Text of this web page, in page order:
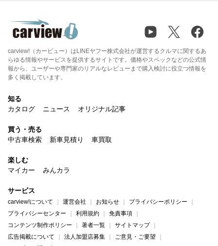
carview!（カービュー）はLINEヤフー株式会社が運営するクルマに関するあ
らゆる情報やサービスを提供するサイトです。価格やスペックなどの公式情
報から、ユーザーや専門家のリアルなレビューまで購入検討に役立つ情報を
多く掲載しています。
知る
カタログ
ニュース オリジナル記事
買う・売る
中古車検索
新車見積り 車買取
楽しむ
マイカー
みんカラ
サービス
carview!について 運営会社 お知らせ
プライバシーポリシー
プライバシーセンター
利用規約
免責事項
コンテンツ制作ポリシー
著者一覧
サイトマップ
広告掲載について
法人加盟店募集
ご意見・ご要望